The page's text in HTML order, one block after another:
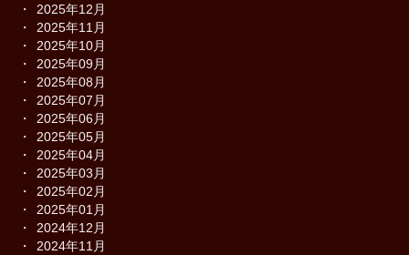
2025年12月
2025年11月
2025年10月
2025年09月
2025年08月
2025年07月
2025年06月
2025年05月
2025年04月
2025年03月
2025年02月
2025年01月
2024年12月
2024年11月